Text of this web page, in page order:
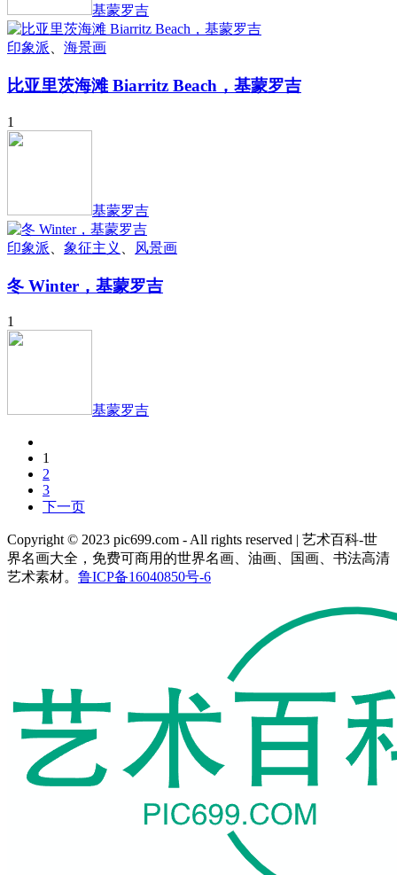
基蒙罗吉
印象派 海景画
比亚里茨海滩 Biarritz Beach，基蒙罗吉
1
基蒙罗吉
印象派 象征主义 风景画
冬 Winter，基蒙罗吉
1
基蒙罗吉
1
2
3
下一页
Copyright © 2023 pic699.com - All rights reserved | 艺术百科-世
界名画大全，免费可商用的世界名画、油画、国画、书法高清
艺术素材。 鲁ICP备16040850号-6